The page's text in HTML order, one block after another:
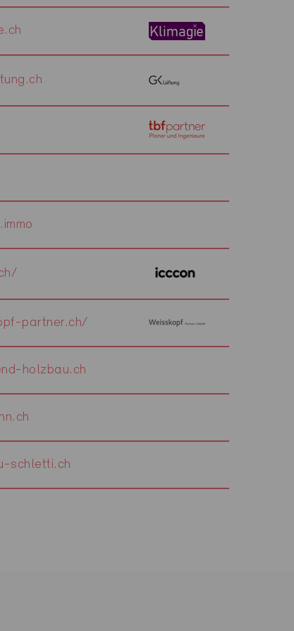
partner.ch/
holzbau.ch
schletti.ch